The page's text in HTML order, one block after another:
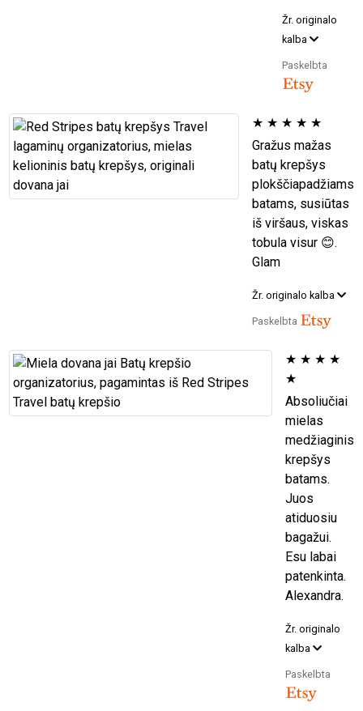
Žr. originalo
kalba
Paskelbta
★ ★ ★ ★ ★
Gražus mažas
batų krepšys
plokščiapadžiams
batams, susiūtas
iš viršaus, viskas
tobula visur 😊.
Glam
Žr. originalo kalba
Paskelbta
★ ★ ★ ★
★
Absoliučiai
mielas
medžiaginis
krepšys
batams.
Juos
atiduosiu
bagažui.
Esu labai
patenkinta.
Alexandra.
Žr. originalo
kalba
Paskelbta